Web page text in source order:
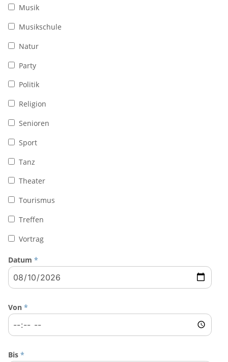
Musik
Musikschule
Natur
Party
Politik
Religion
Senioren
Sport
Tanz
Theater
Tourismus
Treffen
Vortrag
Datum *
Von *
Bis *